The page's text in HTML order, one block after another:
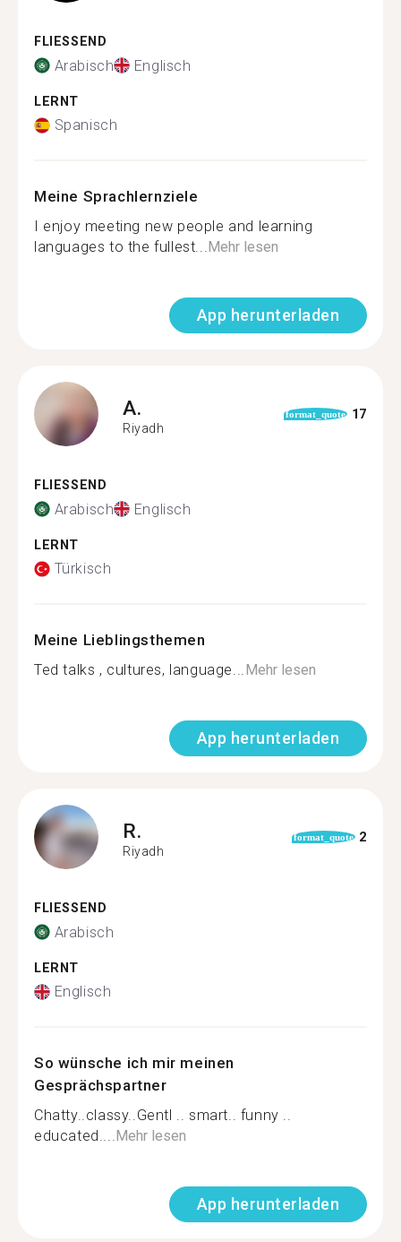
FLIESSEND
Arabisch Englisch
LERNT
Spanisch
Meine Sprachlernziele
I enjoy meeting new people and learning
languages to the fullest...Mehr lesen
App herunterladen
A.
Riyadh
format_quote 17
FLIESSEND
Arabisch Englisch
LERNT
Türkisch
Meine Lieblingsthemen
Ted talks , cultures, language...Mehr lesen
App herunterladen
R.
Riyadh
format_quote 2
FLIESSEND
Arabisch
LERNT
Englisch
So wünsche ich mir meinen
Gesprächspartner
Chatty..classy..Gentl .. smart.. funny ..
educated....Mehr lesen
App herunterladen